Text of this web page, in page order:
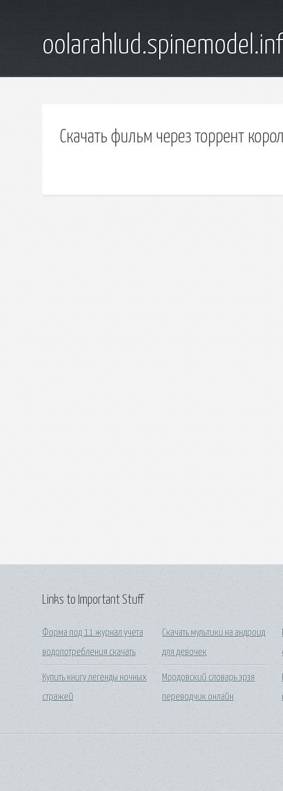
Скачать фильм через торрент
Links to Important Stuff
Форма под 11 журнал учета
водопотребления скачать
Купить книгу легенды ночных
стражей
Скачать мультики на андроид
для девочек
Мордовский словарь эрзя
переводчик онлайн